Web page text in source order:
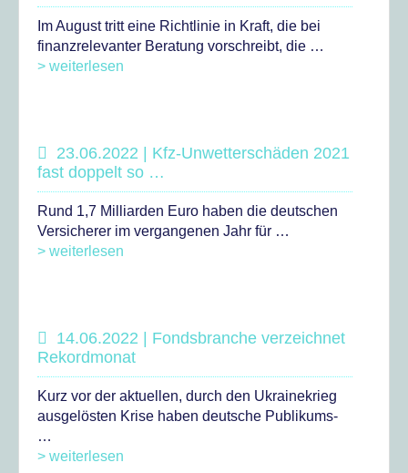
Im August tritt eine Richtlinie in Kraft, die bei
finanzrelevanter Beratung vorschreibt, die …
> weiterlesen
23.06.2022 | Kfz-Unwetterschäden 2021
fast doppelt so …
Rund 1,7 Milliarden Euro haben die deutschen
Versicherer im vergangenen Jahr für …
> weiterlesen
14.06.2022 | Fondsbranche verzeichnet
Rekordmonat
Kurz vor der aktuellen, durch den Ukrainekrieg
ausgelösten Krise haben deutsche Publikums-
…
> weiterlesen